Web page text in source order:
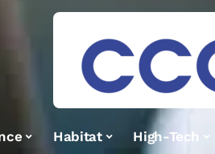
Habitat High-Tech